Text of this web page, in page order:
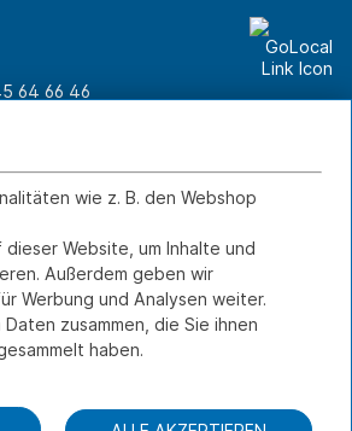
64 66 46
IMPRESSUM
FERNWARTUNG
wie z. B. den Webshop
Website, um Inhalte und
Außerdem geben wir
Werbung und Analysen weiter.
zusammen, die Sie ihnen
haben.